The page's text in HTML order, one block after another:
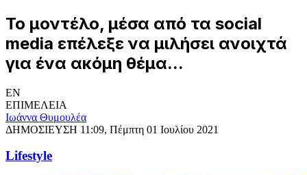
Το μοντέλο, μέσα από τα social
media επέλεξε να μιλήσει ανοιχτά
για ένα ακόμη θέμα...
EN
ΕΠΙΜΕΛΕΙΑ
Ιωάννα Θυμουλέα
ΔΗΜΟΣΙΕΥΣΗ 11:09, Πέμπτη 01 Ιουλίου 2021
Lifestyle